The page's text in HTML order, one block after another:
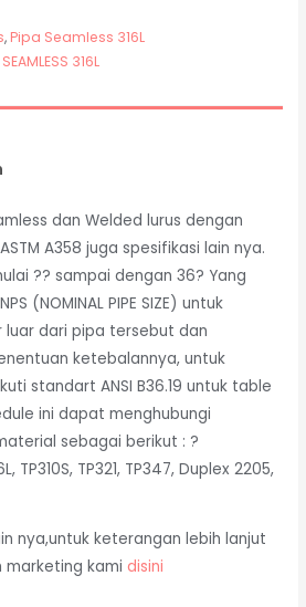
, Pipa Seamless 316L
SEAMLESS 316L
dan Welded lurus dengan
A358 juga spesifikasi lain nya.
?? sampai dengan 36? Yang
(NOMINAL PIPE SIZE) untuk
dari pipa tersebut dan
ketebalannya, untuk
standart ANSI B36.19 untuk table
ini dapat menghubungi
sebagai berikut : ?
TP310S, TP321, TP347, Duplex 2205,
nya,untuk keterangan lebih lanjut
marketing kami disini